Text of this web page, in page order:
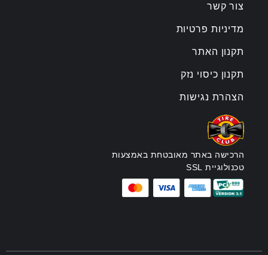
צור קשר
מדיניות פרטיות
תקנון האתר
תקנון כיסוי נזק
הצהרת נגישות
הרכישה באתר מאובטחת באמצעות
טכנולוגיית SSL